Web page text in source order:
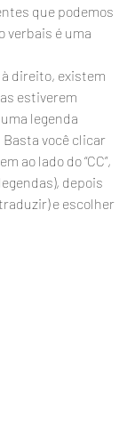
que podemos
verbais é uma
à direito, existem
estiverem
legenda
você clicar
ao lado do “CC”,
depois
e escolher